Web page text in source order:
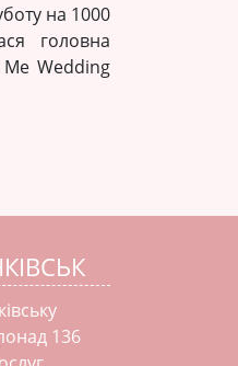
на 1000
головна
Me Wedding
136